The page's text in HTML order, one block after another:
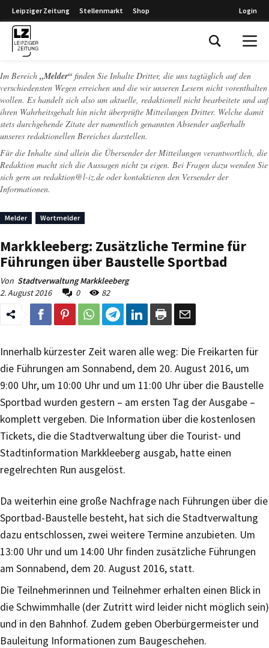
Leipziger Zeitung Stellenmarkt Shop Login
Im Bereich „Melder“ finden Sie Inhalte Dritter, die uns tagtäglich auf den
verschiedensten Wegen erreichen und die wir unseren Lesern nicht vorenthalten
wollen. Es handelt sich also um aktuelle, redaktionell nicht bearbeitete und auf
ihren Wahrheitsgehalt hin nicht überprüfte Mitteilungen Dritter. Welche damit
stets durchgehende Zitate der namentlich genannten Absender außerhalb
unseres redaktionellen Bereiches darstellen.
Für die Inhalte sind allein die Übersender der Mitteilungen verantwortlich, die
Redaktion macht sich die Aussagen nicht zu eigen. Bei Fragen dazu wenden Sie
sich gern an redaktion@l-iz.de oder kontaktieren den Versender der
Informationen.
Melder Wortmelder
Markkleeberg: Zusätzliche Termine für
Führungen über Baustelle Sportbad
Von Stadtverwaltung Markkleeberg
2. August 2016
0 82
Innerhalb kürzester Zeit waren alle weg: Die Freikarten für
die Führungen am Sonnabend, dem 20. August 2016, um
9:00 Uhr, um 10:00 Uhr und um 11:00 Uhr über die Baustelle
Sportbad wurden gestern – am ersten Tag der Ausgabe –
komplett vergeben. Die Information über die kostenlosen
Tickets, die die Stadtverwaltung über die Tourist- und
Stadtinformation Markkleeberg ausgab, hatte einen
regelrechten Run ausgelöst.
Da weiterhin eine große Nachfrage nach Führungen über die
Sportbad-Baustelle besteht, hat sich die Stadtverwaltung
dazu entschlossen, zwei weitere Termine anzubieten. Um
13:00 Uhr und um 14:00 Uhr finden zusätzliche Führungen
am Sonnabend, dem 20. August 2016, statt.
Die Teilnehmerinnen und Teilnehmer erhalten einen Blick in
die Schwimmhalle (der Zutritt wird leider nicht möglich sein)
und in den Bahnhof. Zudem geben Oberbürgermeister und
Bauleitung Informationen zum Baugeschehen.